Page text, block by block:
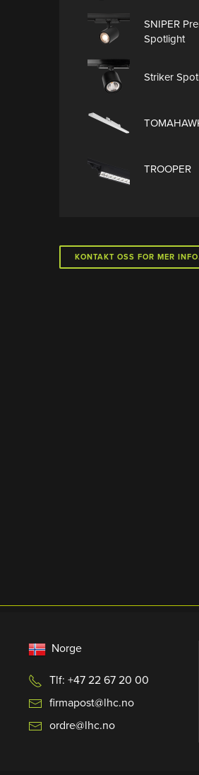
SNIPER
Spotlight
Striker
TROOPER
KONTAKT OSS FOR MER INFO.
Norge
Tlf: +47 22 67 20 00
firmapost@lhc.no
ordre@lhc.no